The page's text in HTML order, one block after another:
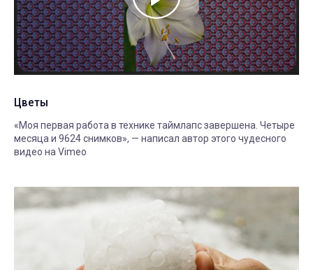
Цветы
«Моя первая работа в технике таймлапс завершена. Четыре
месяца и 9624 снимков», — написал автор этого чудесного
видео на Vimeo